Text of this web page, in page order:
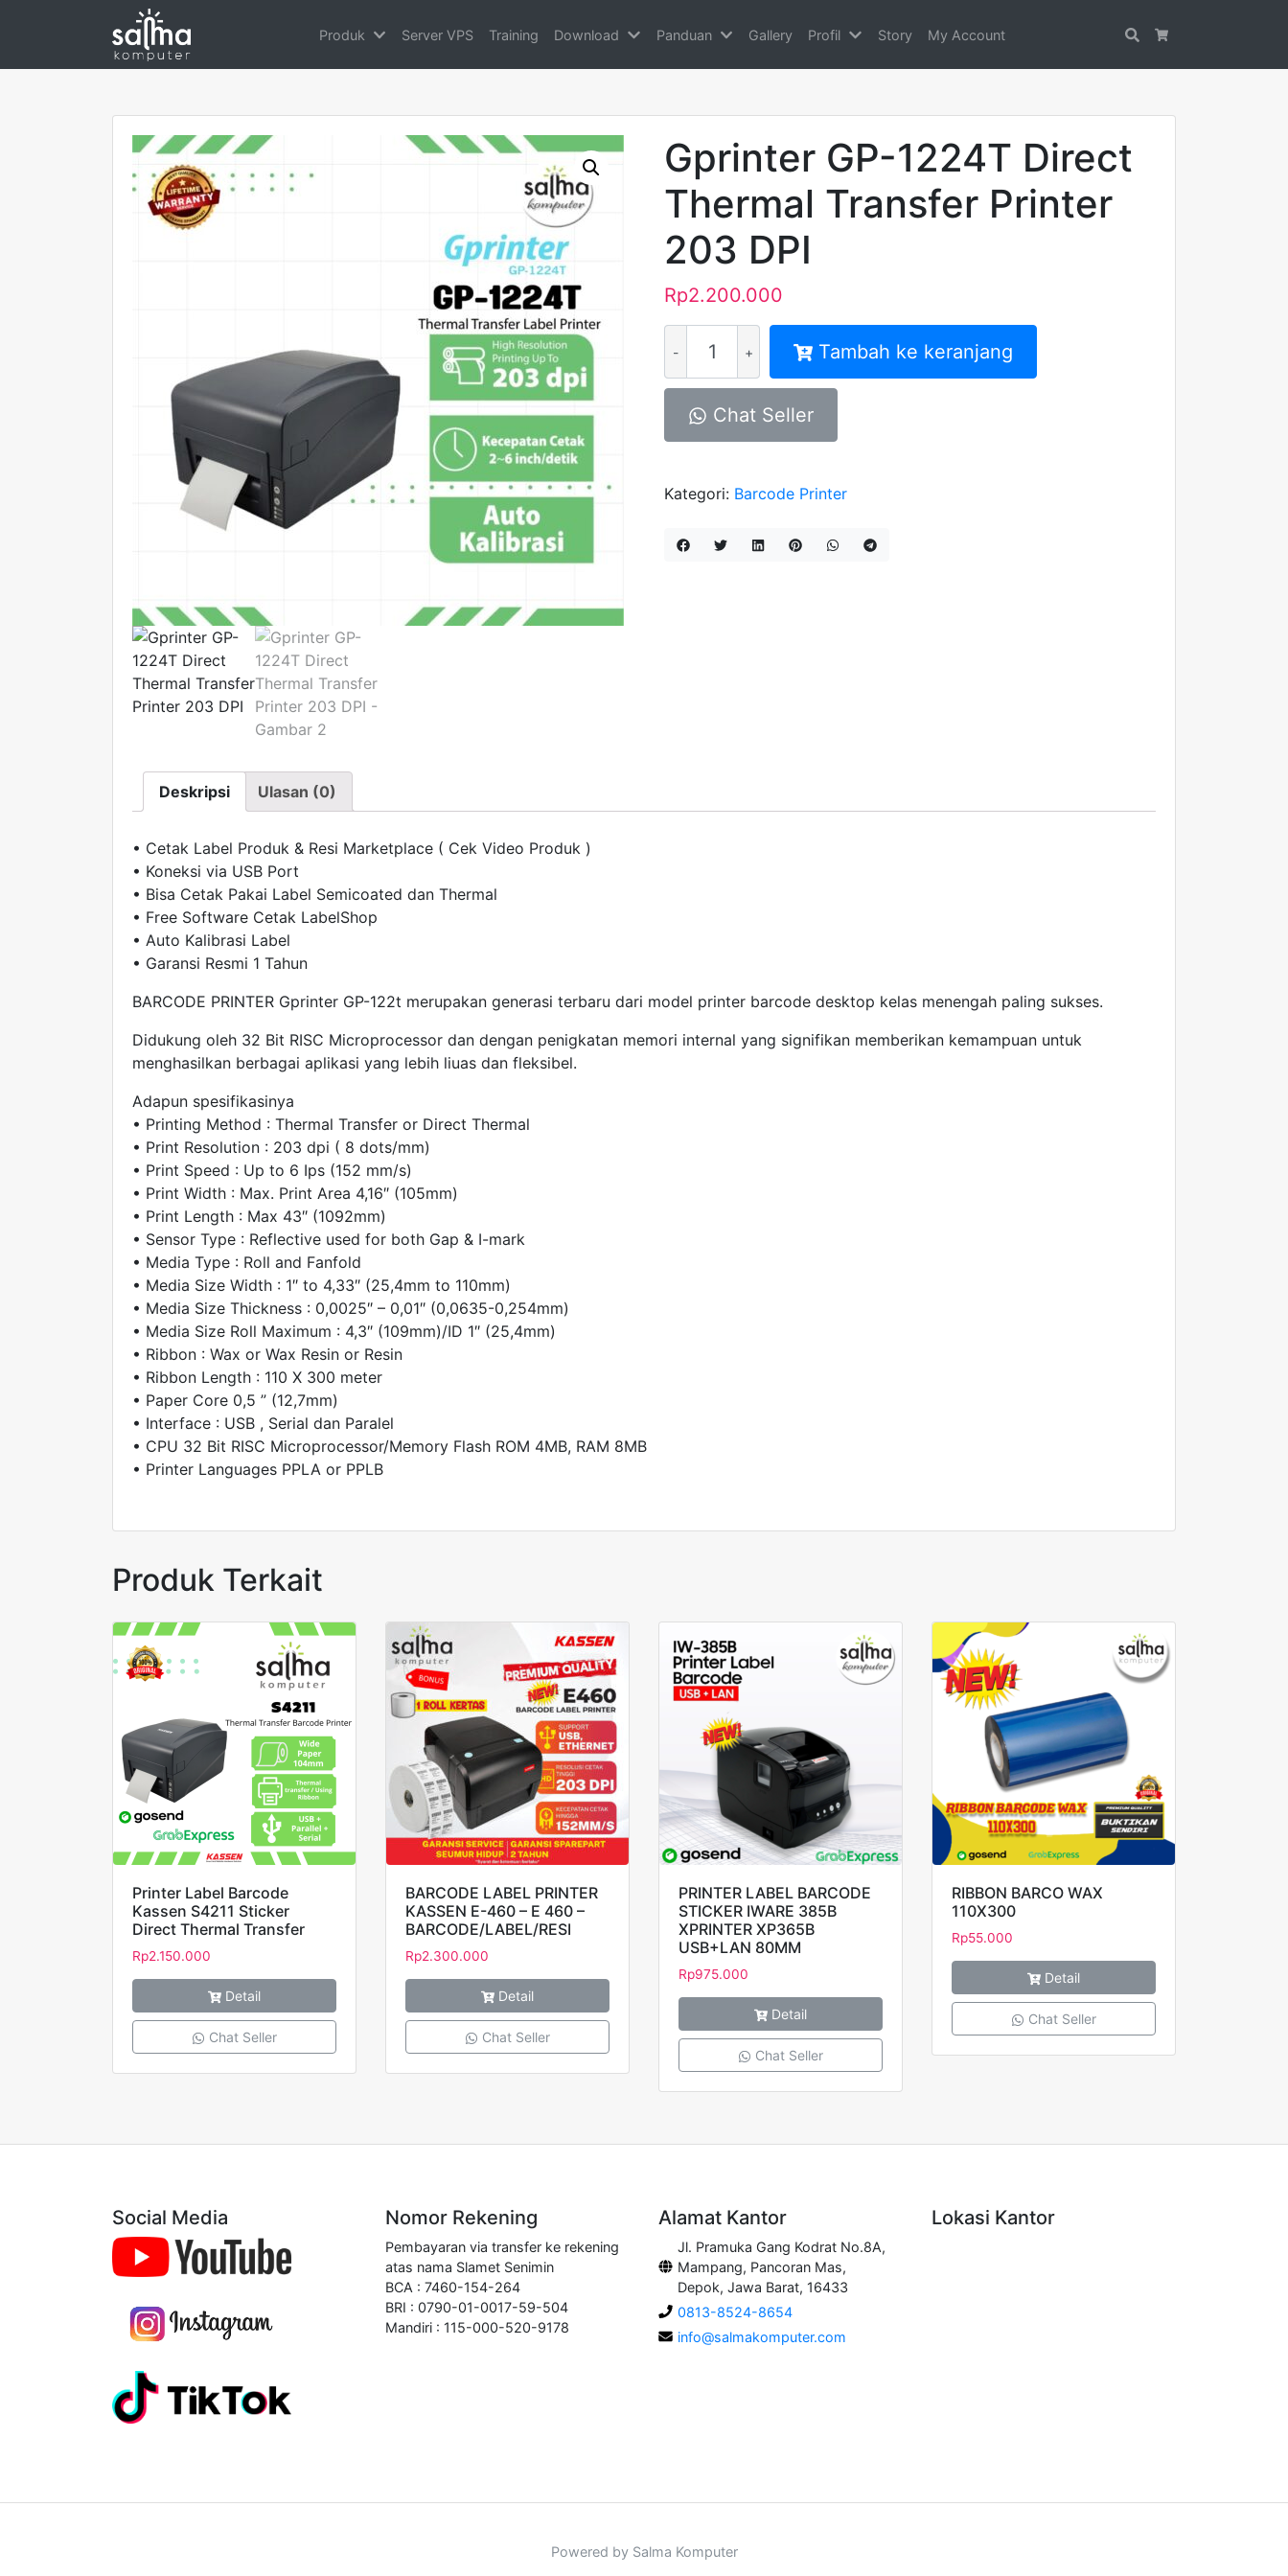
Produk Server VPS Training Download Panduan Gallery Profil Story My Account Search
Gprinter GP-1224T Direct
Thermal Transfer Printer
203 DPI
Rp2.200.000
Gprinter
GP-
1224T
Direct
Printer
DPI
Tambah ke keranjang
Chat Seller
Kategori: Barcode Printer
Deskripsi Ulasan (0)
• Cetak Label Produk & Resi Marketplace ( Cek Video Produk )
• Koneksi via USB Port
• Bisa Cetak Pakai Label Semicoated dan Thermal
• Free Software Cetak LabelShop
• Auto Kalibrasi Label
• Garansi Resmi 1 Tahun
BARCODE PRINTER Gprinter GP-122t merupakan generasi terbaru dari model printer barcode desktop kelas menengah paling sukses.
Didukung oleh 32 Bit RISC Microprocessor dan dengan penigkatan memori internal yang signifikan memberikan kemampuan untuk
menghasilkan berbagai aplikasi yang lebih liuas dan fleksibel.
Adapun spesifikasinya
• Printing Method : Thermal Transfer or Direct Thermal
• Print Resolution : 203 dpi ( 8 dots/mm)
• Print Speed : Up to 6 Ips (152 mm/s)
• Print Width : Max. Print Area 4,16″ (105mm)
• Print Length : Max 43″ (1092mm)
• Sensor Type : Reflective used for both Gap & I-mark
• Media Type : Roll and Fanfold
• Media Size Width : 1″ to 4,33″ (25,4mm to 110mm)
• Media Size Thickness : 0,0025″ – 0,01″ (0,0635-0,254mm)
• Media Size Roll Maximum : 4,3″ (109mm)/ID 1″ (25,4mm)
• Ribbon : Wax or Wax Resin or Resin
• Ribbon Length : 110 X 300 meter
• Paper Core 0,5 ” (12,7mm)
• Interface : USB , Serial dan Paralel
• CPU 32 Bit RISC Microprocessor/Memory Flash ROM 4MB, RAM 8MB
• Printer Languages PPLA or PPLB
Produk Terkait
Printer Label Barcode
Kassen S4211 Sticker
Direct Thermal Transfer
Rp2.150.000
Detail
Chat Seller
BARCODE LABEL PRINTER
KASSEN E-460 – E 460 –
BARCODE/LABEL/RESI
Rp2.300.000
Detail
Chat Seller
PRINTER LABEL BARCODE
STICKER IWARE 385B
XPRINTER XP365B
USB+LAN 80MM
Rp975.000
Detail
Chat Seller
RIBBON BARCO WAX
110X300
Rp55.000
Detail
Chat Seller
Social Media Nomor Rekening
Pembayaran via transfer ke rekening
atas nama Slamet Senimin
BCA : 7460-154-264
BRI : 0790-01-0017-59-504
Mandiri : 115-000-520-9178
Alamat Kantor
Jl. Pramuka Gang Kodrat No.8A,
Mampang, Pancoran Mas,
Depok, Jawa Barat, 16433
0813-8524-8654
info@salmakomputer.com
Lokasi Kantor
Powered by Salma Komputer